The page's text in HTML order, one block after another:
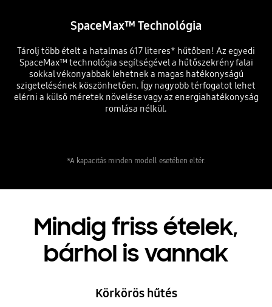
SpaceMax™ Technológia
Tárolj több ételt a hatalmas 617 literes* hűtőben! Az egyedi
SpaceMax™ technológia segítségével a hűtőszekrény falai
sokkal vékonyabbak lehetnek a magas hatékonyságú
szigetelésének köszönhetően. Így nagyobb térfogatot lehet
elérni a külső méretek növelése vagy az energiahatékonyság
romlása nélkül.
*A kapacitás minden modell esetében eltér.
Mindig friss ételek,
bárhol is vannak
Körkörös hűtés